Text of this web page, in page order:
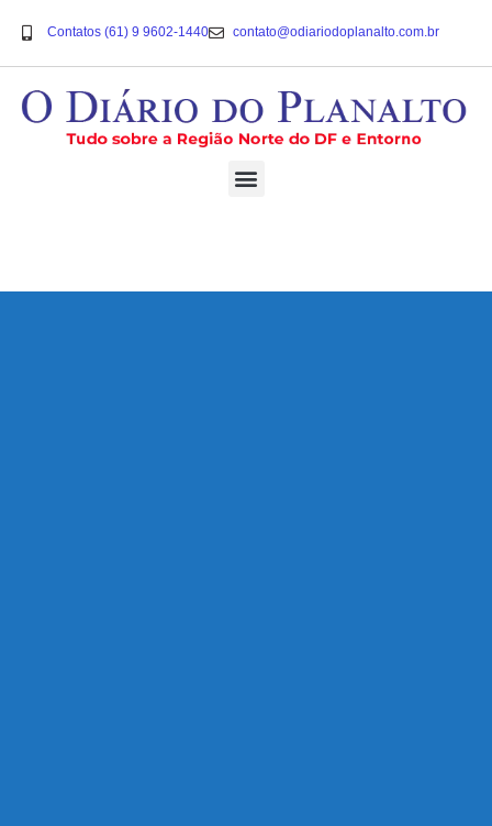
Contatos (61) 9 9602-1440 contato@odiariodoplanalto.com.br